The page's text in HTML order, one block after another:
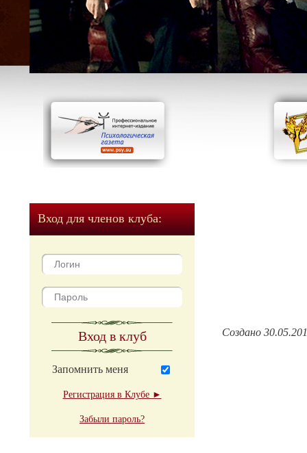
Вход для членов клуба:
Вход в клуб
Запомнить меня
Регистрация в Клубе ►
Забыли пароль?
Создано